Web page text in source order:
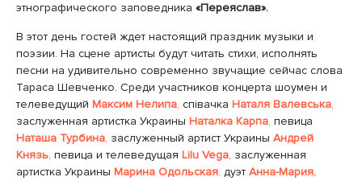
этнографического заповедника «Переяслав».
В этот день гостей ждет настоящий праздник музыки и
поэзии. На сцене артисты будут читать стихи, исполнять
песни на удивительно современно звучащие сейчас слова
Тараса Шевченко. Среди участников концерта шоумен и
телеведущий Максим Нелипа, співачка Наталя Валевська,
заслуженная артистка Украины Наталка Карпа, певица
Наташа Турбина, заслуженный артист Украины Андрей
Князь, певица и телеведущая Lilu Vega, заслуженная
артистка Украины Марина Одольская, дуэт Анна-Мария,